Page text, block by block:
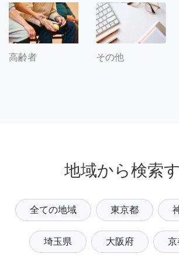
高齢者 その他
地域から検索
全ての地域 東京都
埼玉県 大阪府